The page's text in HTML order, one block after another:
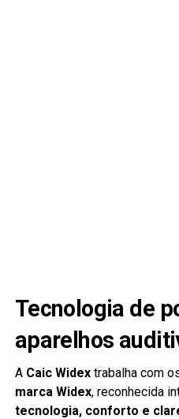
Tecnologia de
aparelhos
A Caic Widextrabalha com
marca Widex, reconhecida
tecnologia, conforto e